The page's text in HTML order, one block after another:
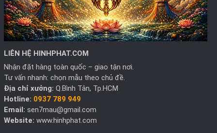
LIÊN HỆ HINHPHAT.COM
Nhận đặt hàng toàn quốc – giao tận nơi.
Tư vấn nhanh: chọn mẫu theo chủ đề.
Địa chỉ xưởng: Q.Bình Tân, Tp.HCM
Hotline: 0937 789 949
Email: sen7mau@gmail.com
Website: www.hinhphat.com